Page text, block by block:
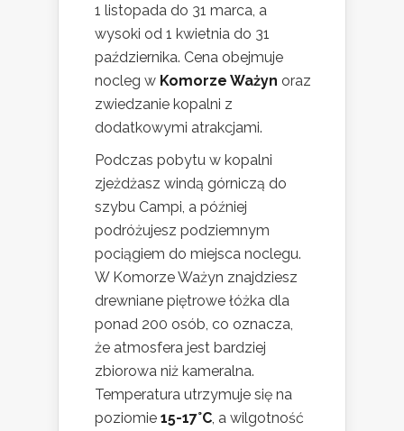
1 listopada do 31 marca, a
wysoki od 1 kwietnia do 31
października. Cena obejmuje
nocleg w Komorze Ważyn oraz
zwiedzanie kopalni z
dodatkowymi atrakcjami.
Podczas pobytu w kopalni
zjeżdżasz windą górniczą do
szybu Campi, a później
podróżujesz podziemnym
pociągiem do miejsca noclegu.
W Komorze Ważyn znajdziesz
drewniane piętrowe łóżka dla
ponad 200 osób, co oznacza,
że atmosfera jest bardziej
zbiorowa niż kameralna.
Temperatura utrzymuje się na
poziomie 15-17°C , a wilgotność